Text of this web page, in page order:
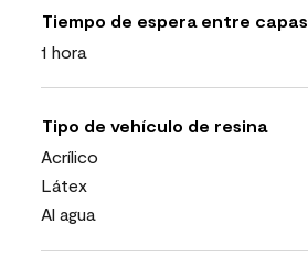
Tiempo de espera entre capas
1 hora
Tipo de vehículo de resina
Acrílico
Látex
Al agua